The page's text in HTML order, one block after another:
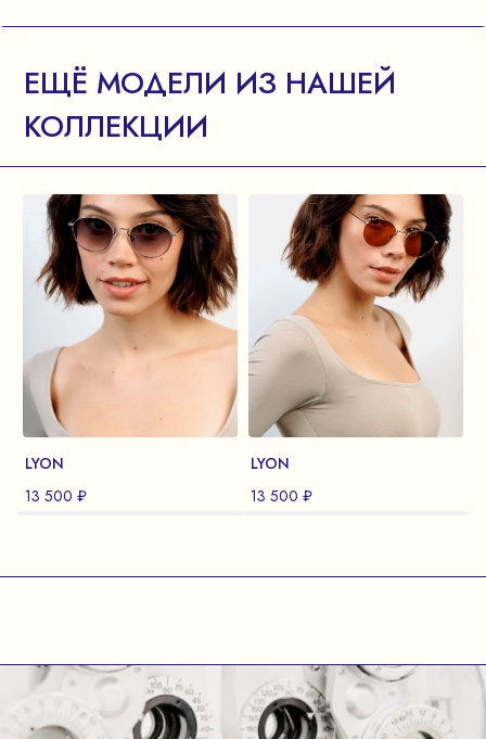
ЕЩЁ МОДЕЛИ ИЗ НАШЕЙ
КОЛЛЕКЦИИ
LYON
13 500 ₽
LYON
13 500 ₽